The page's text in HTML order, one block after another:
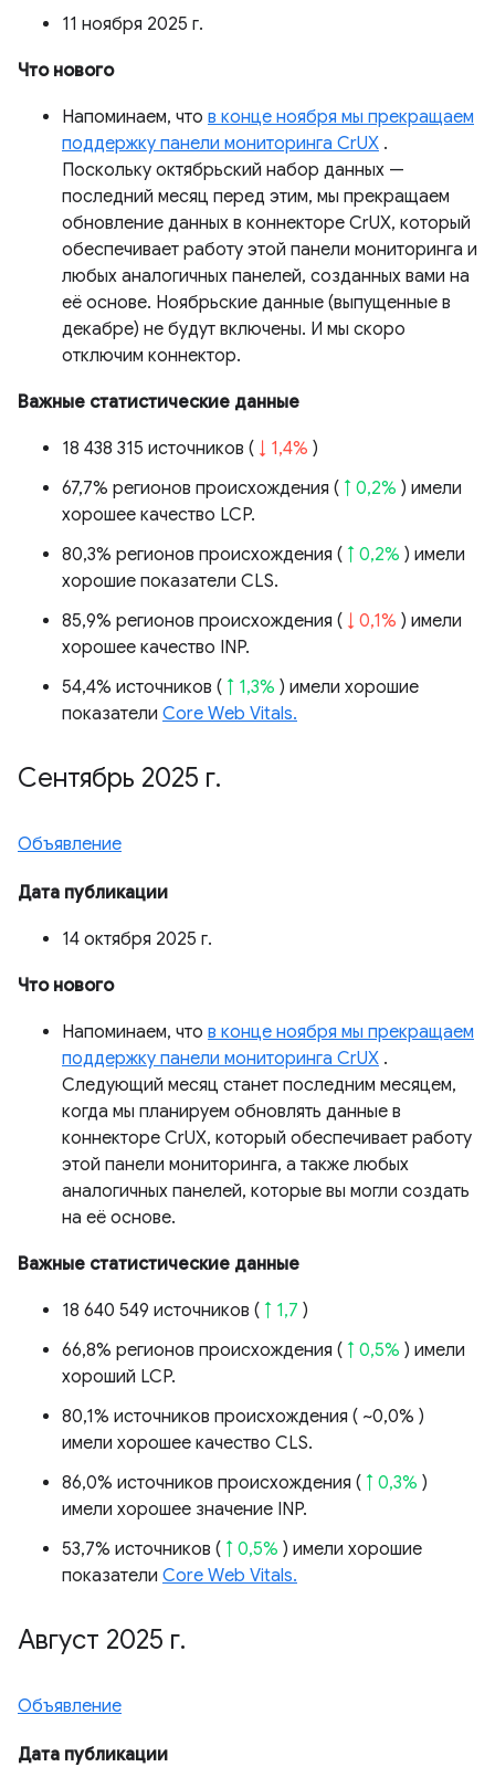
11 ноября 2025 г.
Что нового
Напоминаем, что в конце ноября мы прекращаем
поддержку панели мониторинга CrUX .
Поскольку октябрьский набор данных —
последний месяц перед этим, мы прекращаем
обновление данных в коннекторе CrUX, который
обеспечивает работу этой панели мониторинга и
любых аналогичных панелей, созданных вами на
её основе. Ноябрьские данные (выпущенные в
декабре) не будут включены. И мы скоро
отключим коннектор.
Важные статистические данные
18 438 315 источников ( ↓ 1,4% )
67,7% регионов происхождения ( ↑ 0,2% ) имели
хорошее качество LCP.
80,3% регионов происхождения ( ↑ 0,2% ) имели
хорошие показатели CLS.
85,9% регионов происхождения ( ↓ 0,1% ) имели
хорошее качество INP.
54,4% источников ( ↑ 1,3% ) имели хорошие
показатели Core Web Vitals.
Сентябрь 2025 г.
Объявление
Дата публикации
14 октября 2025 г.
Что нового
Напоминаем, что в конце ноября мы прекращаем
поддержку панели мониторинга CrUX .
Следующий месяц станет последним месяцем,
когда мы планируем обновлять данные в
коннекторе CrUX, который обеспечивает работу
этой панели мониторинга, а также любых
аналогичных панелей, которые вы могли создать
на её основе.
Важные статистические данные
18 640 549 источников ( ↑ 1,7 )
66,8% регионов происхождения ( ↑ 0,5% ) имели
хороший LCP.
80,1% источников происхождения ( ~0,0% )
имели хорошее качество CLS.
86,0% источников происхождения ( ↑ 0,3% )
имели хорошее значение INP.
53,7% источников ( ↑ 0,5% ) имели хорошие
показатели Core Web Vitals.
Август 2025 г.
Объявление
Дата публикации